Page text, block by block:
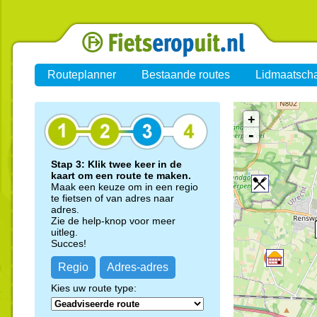
Routeplanner Bestaande routes
Stap 3: Klik twee keer in de
kaart om een route te maken.
Maak een keuze om in een regio
te fietsen of van adres naar
adres.
Zie de help-knop voor meer
uitleg.
Succes!
Regio Adres-adres
Kies uw route type:
+
-